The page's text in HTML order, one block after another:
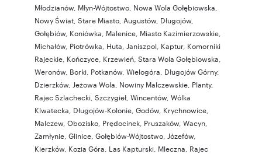
Młodzianów, Młyn-Wójtostwo Nowa Wola Gołębiowska
Nowy Świat Stare Miasto Augustów, Długojów,
Gołębiów, Koniówka Malenice Miasto Kazimierzowskie
Michałów, Piotrówka Huta Janiszpol Kaptur, Komorniki
Rajeckie Kończyce Krzewień Stara Wola Gołębiowska
Weronów, Borki Potkanów, Wielogóra Długojów Górny,
Dzierzków, Jeżowa Wola Nowiny Malczewskie Planty,
Rajec Szlachecki Szczygieł, Wincentów, Wólka
Klwatecka Długojów-Kolonie Godów, Krychnowice
Malczew, Obozisko Prędocinek Pruszaków, Wacyn
Zamłynie Glinice Gołębiów-Wójtostwo Józefów,
Kierzków, Kozia Góra Las Kapturski Mleczna Rajec